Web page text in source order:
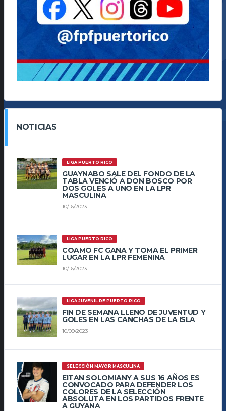
NOTICIAS
LIGA PUERTO RICO
GUAYNABO SALE DEL FONDO DE LA
TABLA VENCIÓ A DON BOSCO POR
DOS GOLES A UNO EN LA LPR
MASCULINA
10/16/2023
LIGA PUERTO RICO
COAMO FC GANA Y TOMA EL PRIMER
LUGAR EN LA LPR FEMENINA
10/16/2023
LIGA JUVENIL DE PUERTO RICO
FIN DE SEMANA LLENO DE JUVENTUD Y
GOLES EN LAS CANCHAS DE LA ISLA
10/09/2023
SELECCIÓN MAYOR MASCULINA
EITAN SOLOMIANY A SUS 16 AÑOS ES
CONVOCADO PARA DEFENDER LOS
COLORES DE LA SELECCIÓN
ABSOLUTA EN LOS PARTIDOS FRENTE
A GUYANA